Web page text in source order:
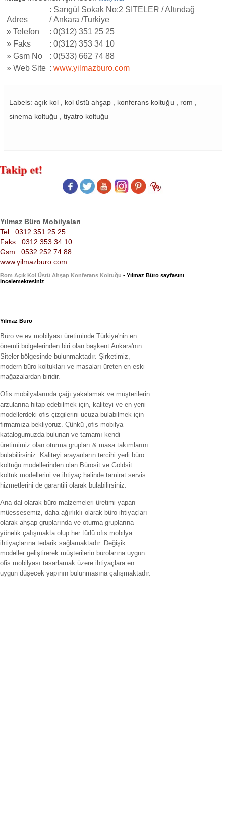
Adres
: Sarıgül Sokak No:2 SITELER / Altındağ
/ Ankara /Turkiye
» Telefon
: 0(312) 351 25 25
» Faks
: 0(312) 353 34 10
» Gsm No
: 0(533) 662 74 88
» Web Site : www.yilmazburo.com
Labels: açık kol , kol üstü ahşap , konferans koltuğu , rom ,
sinema koltuğu , tiyatro koltuğu
Yılmaz Büro Mobilyaları
Tel : 0312 351 25 25
Faks : 0312 353 34 10
Gsm : 0532 252 74 88
www.yilmazburo.com
Rom Açık Kol Üstü Ahşap Konferans Koltuğu - Yılmaz Büro sayfasını
incelemektesiniz
Yılmaz Büro
Büro ve ev mobilyası üretiminde Türkiye'nin en
önemli bölgelerinden biri olan başkent Ankara'nın
Siteler bölgesinde bulunmaktadır. Şirketimiz,
modern büro koltukları ve masaları üreten en eski
mağazalardan biridir.
Ofis mobilyalarında çağı yakalamak ve müşterilerin
arzularına hitap edebilmek için, kaliteyi ve en yeni
modellerdeki ofis çizgilerini ucuza bulabilmek için
firmamıza bekliyoruz. Çünkü ,ofis mobilya
katalogumuzda bulunan ve tamamı kendi
üretimimiz olan oturma grupları & masa takımlarını
bulabilirsiniz. Kaliteyi arayanların tercihi yerli büro
koltuğu modellerinden olan Bürosit ve Goldsit
koltuk modellerini ve ihtiyaç halinde tamirat servis
hizmetlerini de garantili olarak bulabilirsiniz.
Ana dal olarak büro malzemeleri üretimi yapan
müessesemiz, daha ağırlıklı olarak büro ihtiyaçları
olarak ahşap gruplarında ve oturma gruplarına
yönelik çalışmakta olup her türlü ofis mobilya
ihtiyaçlarına tedarik sağlamaktadır. Değişik
modeller geliştirerek müşterilerin bürolarına uygun
ofis mobilyası tasarlamak üzere ihtiyaçlara en
uygun düşecek yapının bulunmasına çalışmaktadır.